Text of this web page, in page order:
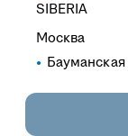
SIBERIA
Москва
Бауманская